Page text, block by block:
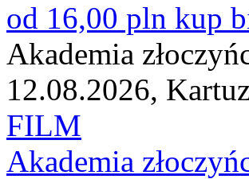
od 16,00 pln kup
Akademia
12.08.2026,
FILM
Akademia